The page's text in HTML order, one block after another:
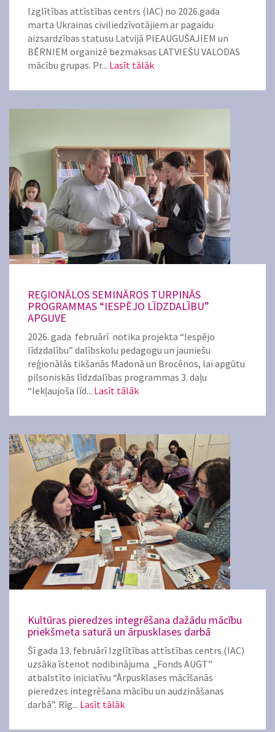
Izglītības attīstības centrs (IAC) no 2026.gada
marta Ukrainas civiliedzīvotājiem ar pagaidu
aizsardzības statusu Latvijā PIEAUGUŠAJIEM un
BĒRNIEM organizē bezmaksas LATVIEŠU VALODAS
mācību grupas. Pr... Lasīt tālāk
REĢIONĀLOS SEMINĀROS TURPINĀS
PROGRAMMAS “IESPĒJO LĪDZDALĪBU”
APGUVE
2026. gada februārī notika projekta “Iespējo
līdzdalību” dalībskolu pedagogu un jauniešu
reģionālās tikšanās Madonā un Brocēnos, lai apgūtu
pilsoniskās līdzdalības programmas 3. daļu
“Iekļaujoša līd... Lasīt tālāk
Kultūras pieredzes integrēšana dažādu mācību
priekšmeta saturā un ārpusklases darbā
Šī gada 13. februārī Izglītības attīstības centrs (IAC)
uzsāka īstenot nodibinājuma „Fonds AUGT”
atbalstīto iniciatīvu “Ārpusklases mācīšanās
pieredzes integrēšana mācību un audzināšanas
darbā”. Rīg... Lasīt tālāk